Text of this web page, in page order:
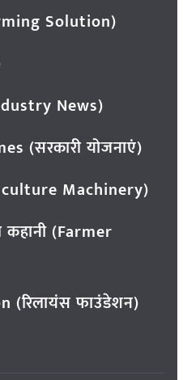
Solution)
News)
(सरकारी योजनाएं)
Machinery)
(Farmer
(रिलायंस फाउंडेशन)